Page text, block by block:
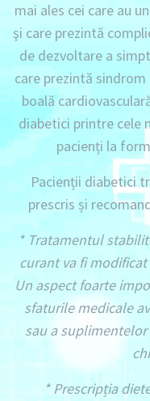
mai ales cei care au
şi care prezintă
de dezvoltare a
care prezintă
boală
diabetici printre cele
pacienți la
Pacienții diabetici
prescris și
* Tratamentul
curant va fi
Un aspect foarte
sfaturile medicale
sau a
* Prescripția